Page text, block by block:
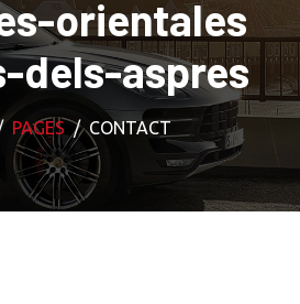
orientales
dels-aspres
PAGES CONTACT